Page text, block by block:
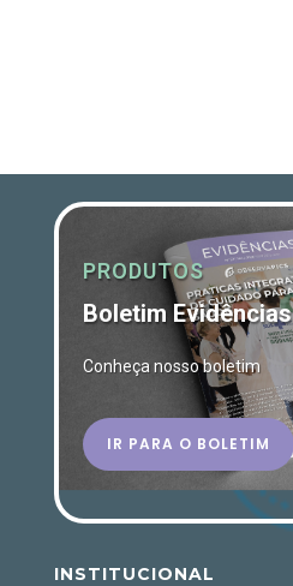
PRODUTOS
Boletim Evidências
Conheça nosso boletim
IR PARA O BOLETIM
INSTITUCIONAL